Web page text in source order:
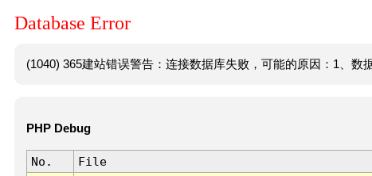
Database Error
(1040) 365建站错误警告：连接数据库失败，可能的原因：1、数
PHP Debug
No. File